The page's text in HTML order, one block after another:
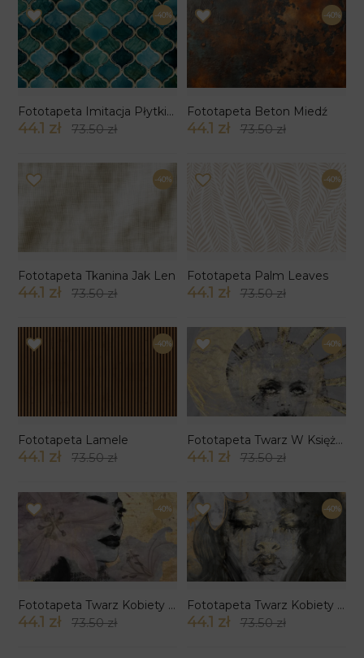
-40%
Fototapeta Imitacja Płytki Marokańskie
44.1 zł 73.50 zł
-40%
Fototapeta Beton Miedź
44.1 zł 73.50 zł
-40%
Fototapeta Tkanina Jak Len
44.1 zł 73.50 zł
-40%
Fototapeta Palm Leaves
44.1 zł 73.50 zł
-40%
Fototapeta Lamele
44.1 zł 73.50 zł
-40%
Fototapeta Twarz W Księżycu
44.1 zł 73.50 zł
-40%
Fototapeta Twarz Kobiety Za Kwiatem
44.1 zł 73.50 zł
-40%
Fototapeta Twarz Kobiety Z Kwiatem We Włosach
44.1 zł 73.50 zł